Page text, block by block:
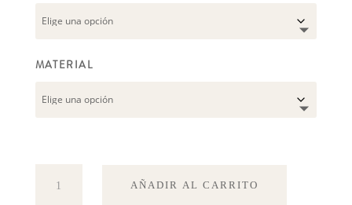
MATERIAL
AÑADIR AL CARRITO